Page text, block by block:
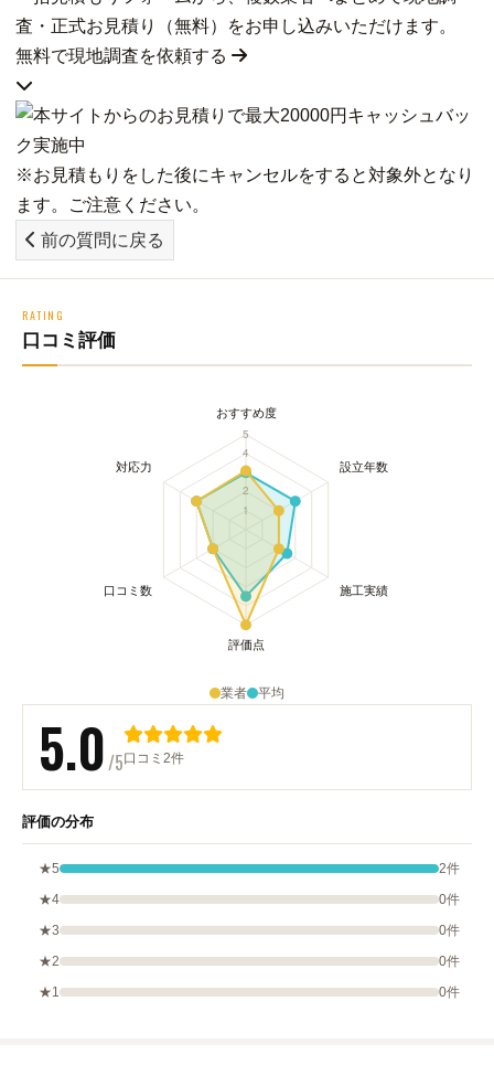
査・正式お見積り（無料）をお申し込みいただけます。
無料で現地調査を依頼する
※お見積もりをした後にキャンセルをすると対象外となり
ます。ご注意ください。
前の質問に戻る
RATING
口コミ評価
業者 平均
5.0/5口コミ2件
評価の分布
★5
2件
★4
0件
★3
0件
★2
0件
★1
0件